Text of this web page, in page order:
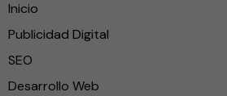
Inicio
Publicidad Digital
SEO
Desarrollo Web